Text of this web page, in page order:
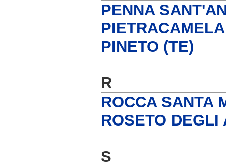
PENNA
PINETO (TE)
R
ROCCA SANTA
ROSETO DEGLI
S